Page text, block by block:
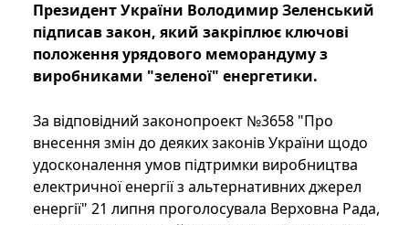
Президент України Володимир Зеленський
підписав закон, який закріплює ключові
положення урядового меморандуму з
виробниками "зеленої" енергетики.
За відповідний законопроект №3658 "Про
внесення змін до деяких законів України щодо
удосконалення умов підтримки виробництва
електричної енергії з альтернативних джерел
енергії" 21 липня проголосувала Верховна Рада,